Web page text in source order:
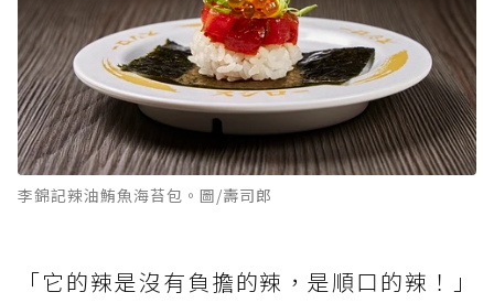
李錦記辣油鮪魚海苔包。圖/壽司郎
「它的辣是沒有負擔的辣，是順口的辣！」